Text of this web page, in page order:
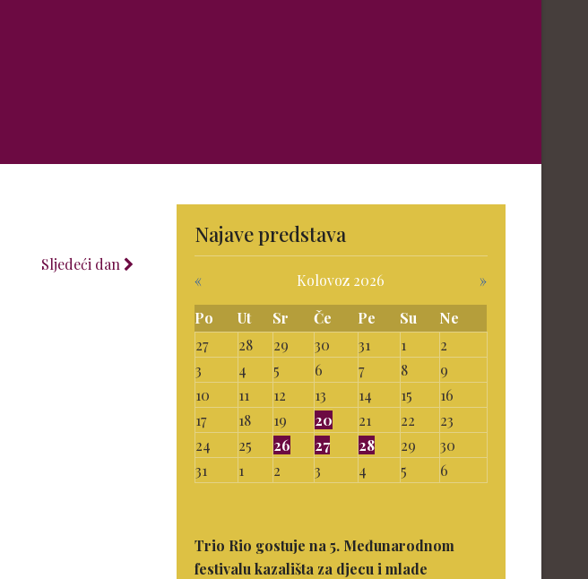
Sljedeći dan
Najave predstava
« Kolovoz 2026
»
Po
Ut Sr Če Pe Su
Ne
27
28 29 30 31 1
2
3
4 5 6 7 8
9
10
11 12 13 14 15
16
17
18 19 20 21 22
23
24
25 26 27 28 29
30
31
1 2 3 4 5 6
Trio Rio gostuje na 5. Međunarodnom
festivalu kazališta za djecu i mlade